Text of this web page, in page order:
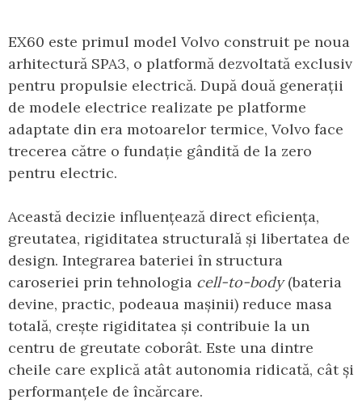
EX60 este primul model Volvo construit pe noua
arhitectură SPA3, o platformă dezvoltată exclusiv
pentru propulsie electrică. După două generații
de modele electrice realizate pe platforme
adaptate din era motoarelor termice, Volvo face
trecerea către o fundație gândită de la zero
pentru electric.
Această decizie influențează direct eficiența,
greutatea, rigiditatea structurală și libertatea de
design. Integrarea bateriei în structura
caroseriei prin tehnologia cell-to-body(bateria
devine, practic, podeaua mașinii) reduce masa
totală, crește rigiditatea și contribuie la un
centru de greutate coborât. Este una dintre
cheile care explică atât autonomia ridicată, cât și
performanțele de încărcare.